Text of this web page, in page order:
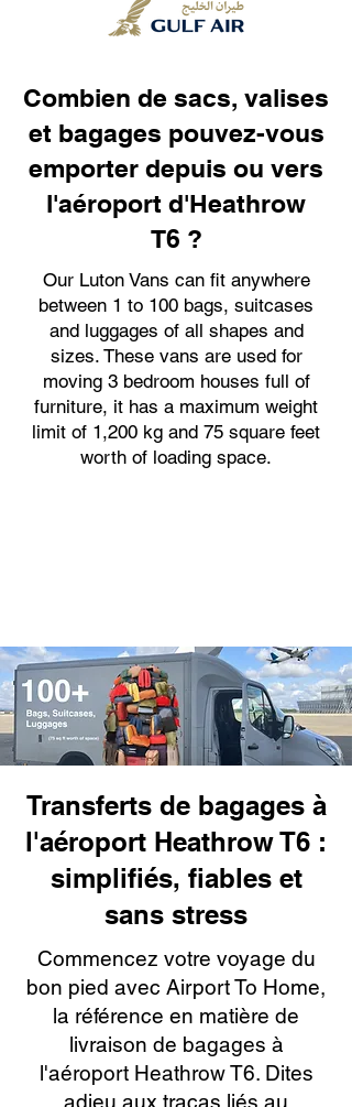
Combien de sacs, valises
et bagages pouvez-vous
emporter depuis ou vers
l'aéroport d'Heathrow
T6 ?
Our Luton Vans can fit anywhere
between 1 to 100 bags, suitcases
and luggages of all shapes and
sizes. These vans are used for
moving 3 bedroom houses full of
furniture, it has a maximum weight
limit of 1,200 kg and 75 square feet
worth of loading space.
Transferts de bagages à
l'aéroport Heathrow T6 :
simplifiés, fiables et
sans stress
Commencez votre voyage du
bon pied avec Airport To Home,
la référence en matière de
livraison de bagages à
l'aéroport Heathrow T6. Dites
adieu aux tracas liés au